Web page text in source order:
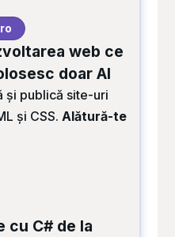
web ce
doar AI
și publică site-uri
și CSS. Alătură-te
cu C# de la